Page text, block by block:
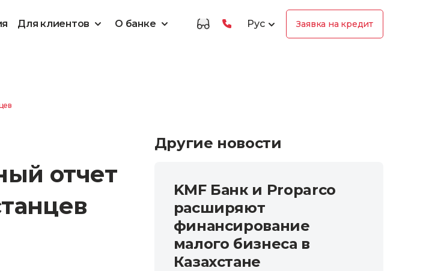
Для клиентов О банке Рус Заявка на кредит
отчет
Другие новости
KMF Банк и Proparco
расширяют
финансирование
малого бизнеса в
Казахстане